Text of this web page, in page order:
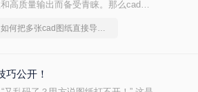
高质量输出而备受青睐。那么cad怎
如何把多张cad图纸直接导出成pdf
巧公开！